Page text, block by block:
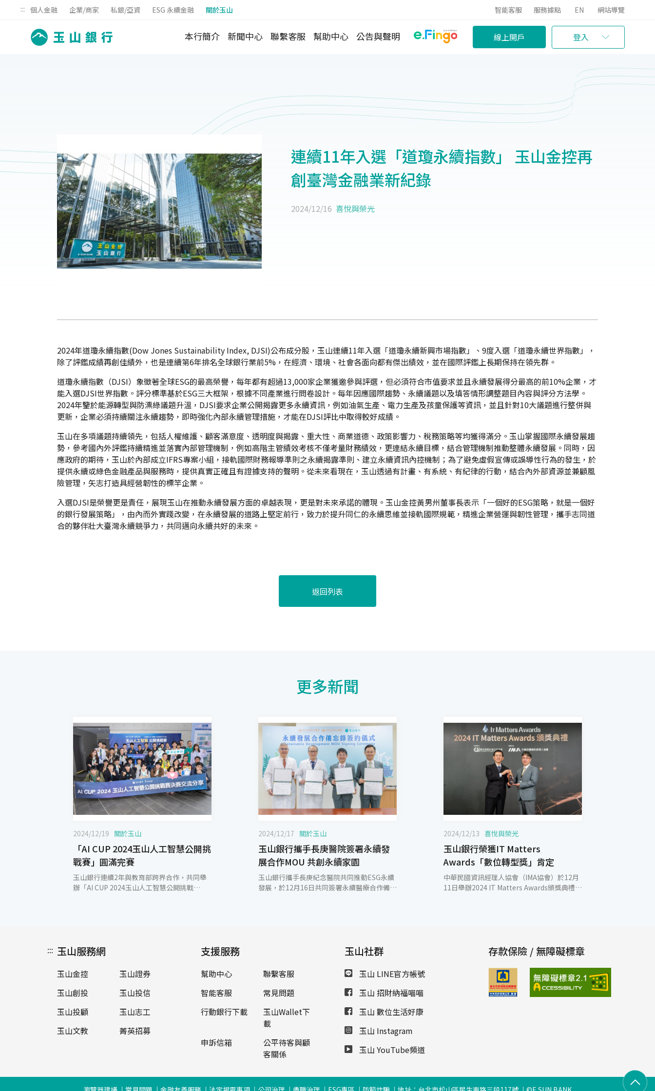
::: 個人金融 企業/商家 私銀/亞資 ESG 永續金融 關於玉山 智能客服 服務據點 EN 網站導覽
本行簡介 新聞中心 聯繫客服 幫助中心 公告與聲明 線上開戶 登入
連續11年入選「道瓊永續指數」 玉山金控再
創臺灣金融業新紀錄
2024/12/16 喜悅與榮光
2024年道瓊永續指數(Dow Jones Sustainability Index, DJSI)公布成分股，玉山連續11年入選「道瓊永續新興市場指數」、9度入選「道瓊永續世界指數」，
除了評鑑成績再創佳績外，也是連續第6年排名全球銀行業前5%，在經濟、環境、社會各面向都有傑出績效，並在國際評鑑上長期保持在領先群。
道瓊永續指數（DJSI）象徵著全球ESG的最高榮譽，每年都有超過13,000家企業獲邀參與評選，但必須符合市值要求並且永續發展得分最高的前10%企業，才
能入選DJSI世界指數。評分標準基於ESG三大框架，根據不同產業進行問卷設計。每年因應國際趨勢、永續議題以及填答情形調整題目內容與評分方法學。
2024年鑒於能源轉型與防漂綠議題升溫，DJSI要求企業公開揭露更多永續資訊，例如油氣生產、電力生產及孩童保護等資訊，並且針對10大議題進行整併與
更新，企業必須持續關注永續趨勢，即時強化內部永續管理措施，才能在DJSI評比中取得較好成績。
玉山在多項議題持續領先，包括人權維護、顧客滿意度、透明度與揭露、重大性、商業道德、政策影響力、稅務策略等均獲得滿分。玉山掌握國際永續發展趨
勢，參考國內外評鑑持續精進並落實內部管理機制，例如高階主管績效考核不僅考量財務績效，更連結永續目標，結合管理機制推動整體永續發展。同時，因
應政府的期待，玉山於內部成立IFRS專案小組，接軌國際財務報導準則之永續揭露準則、建立永續資訊內控機制；為了避免虛假宣傳或誤導性行為的發生，於
提供永續或綠色金融產品與服務時，提供真實正確且有證據支持的聲明。從未來看現在，玉山透過有計畫、有系統、有紀律的行動，結合內外部資源並兼顧風
險管理，矢志打造具經營韌性的標竿企業。
入選DJSI是榮譽更是責任，展現玉山在推動永續發展方面的卓越表現，更是對未來承諾的體現。玉山金控黃男州董事長表示「一個好的ESG策略，就是一個好
的銀行發展策略」，由內而外實踐改變，在永續發展的道路上堅定前行，致力於提升同仁的永續思維並接軌國際規範，精進企業營運與韌性管理，攜手志同道
合的夥伴壯大臺灣永續競爭力，共同邁向永續共好的未來。
返回列表
更多新聞
2024/12/19 關於玉山
「AI CUP 2024玉山人工智慧公開挑
戰賽」圓滿完賽
玉山銀行連續2年與教育部跨界合作，共同舉
辦「AI CUP 2024玉山人工智慧公開挑戰
布名次並頒獎。 今年主題聚焦當前熱門的LLM
及RAG，由於金融範疇廣泛且多樣，傳統金融
問答機器人往往需要將資訊分類清楚且分別開
發模型以確保對答品質。現代知識管理系統隨
著LLM與RAG問世，不只帶來精準度的提升，
也帶來豐富的對答體驗，更對金融知識管理帶
來無限的可能性。 此外，本屆競賽首次採用
作業。初賽採檢索增強生成技術為核心，參賽
者需針對主辦方提供的多樣化資料，設計有效
2024/12/17 關於玉山
玉山銀行攜手長庚醫院簽署永續發
展合作MOU 共創永續家園
玉山銀行攜手長庚紀念醫院共同推動ESG永續
發展，於12月16日共同簽署永續醫療合作備忘
醫院本年度從37個國家、超過500個參賽機構
中脫穎而出，榮獲國際醫院聯盟(IHF)「卓越醫
院獎」最高榮譽金獎肯定，代表林口長庚在品
質與安全、病人就醫經驗、醫療平權、成本效
益及員工福址等五項評選構面皆表現傑出，成
就受國際肯定。此次玉山與長庚紀念醫院簽署
合作備忘錄，除了分享玉山多年來在永續實踐
的經驗外，也將提供具體永續案例與最新的
ESG趨勢，並透過「玉山永續轉型平台」專業
顧問團隊資源，共同規劃永續發展策略，朝淨
零碳排目標邁進。 林口長庚醫院院長陳建宗表
2024/12/13 喜悅與榮光
玉山銀行榮獲IT Matters
Awards「數位轉型獎」肯定
中華民國資訊經理人協會（IMA協會）於12月
11日舉辦2024 IT Matters Awards頒獎典禮，
企業、產品、專案與個人，將台灣打造為最能
發揮IT專業能力的國家，進一步為台灣未來的
數位競爭力奠定堅實的基礎。玉山銀行繼去年
榮獲最佳IT雇主獎，在培育 IT人才全面發展的
能力備受肯定，今年度再以「e指信貸」專案
獲得數位轉型獎肯定，在評分重點的四大面
::: 玉山服務網
玉山金控
玉山證券
玉山創投
玉山投信
玉山投顧
玉山志工
玉山文教
菁英招募
支援服務
幫助中心
聯繫客服
智能客服
常見問題
行動銀行下載
玉山Wallet下
載
申訴信箱
公平待客與顧
客關係
玉山社群
玉山 LINE官方帳號
玉山 招財納福喵喵
玉山 數位生活好康
玉山 Instagram
玉山 YouTube頻道
存款保險 / 無障礙標章